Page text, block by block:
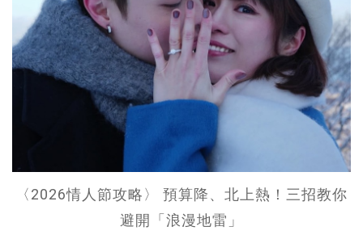
〈2026情人節攻略〉 預算降、北上熱！三招教你
避開「浪漫地雷」